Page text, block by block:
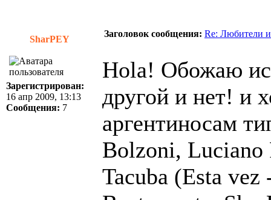
SharPEY
Заголовок сообщения: Re: Любители
Зарегистрирован:
16 апр 2009, 13:13
Сообщения: 7
Hola! Обожаю
другой и нет! и
аргентиносам
Bolzoni, Luciano
Tacuba (Esta